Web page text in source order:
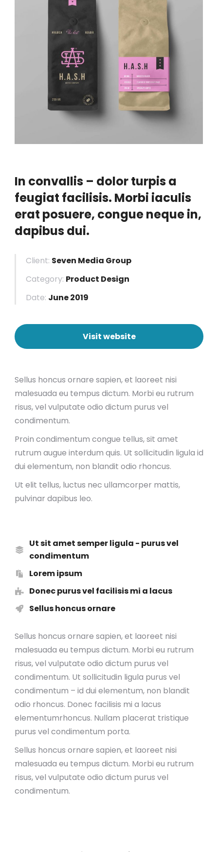
In convallis – dolor turpis a
feugiat facilisis. Morbi iaculis
erat posuere, congue neque in,
dapibus dui.
Client: Seven Media Group
Category: Product Design
Date: June 2019
Visit website
Sellus honcus ornare sapien, et laoreet nisi
malesuada eu tempus dictum. Morbi eu rutrum
risus, vel vulputate odio dictum purus vel
condimentum.
Proin condimentum congue tellus, sit amet
rutrum augue interdum quis. Ut sollicitudin ligula id
dui elementum, non blandit odio rhoncus.
Ut elit tellus, luctus nec ullamcorper mattis,
pulvinar dapibus leo.
Ut sit amet semper ligula - purus vel
condimentum
Lorem ipsum
Donec purus vel facilisis mi a lacus
Sellus honcus ornare
Sellus honcus ornare sapien, et laoreet nisi
malesuada eu tempus dictum. Morbi eu rutrum
risus, vel vulputate odio dictum purus vel
condimentum. Ut sollicitudin ligula purus vel
condimentum – id dui elementum, non blandit
odio rhoncus. Donec facilisis mi a lacus
elementumrhoncus. Nullam placerat tristique
purus vel condimentum porta.
Sellus honcus ornare sapien, et laoreet nisi
malesuada eu tempus dictum. Morbi eu rutrum
risus, vel vulputate odio dictum purus vel
condimentum.